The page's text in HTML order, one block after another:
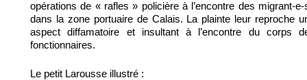
opérations de « rafles » policière à l’encontre des migrant-e-
dans la zone portuaire de Calais. La plainte leur reproche
aspect diffamatoire et insultant à l’encontre du corps
fonctionnaires.
Le petit Larousse illustré :